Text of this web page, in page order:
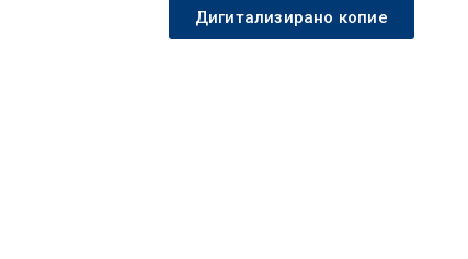
Дигитализирано копие